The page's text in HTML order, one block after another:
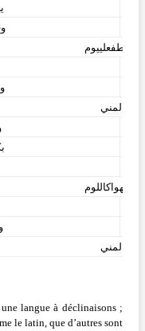
ياظالمني
ياظالمني
langue à déclinaisons ;
le latin, que d’autres sont